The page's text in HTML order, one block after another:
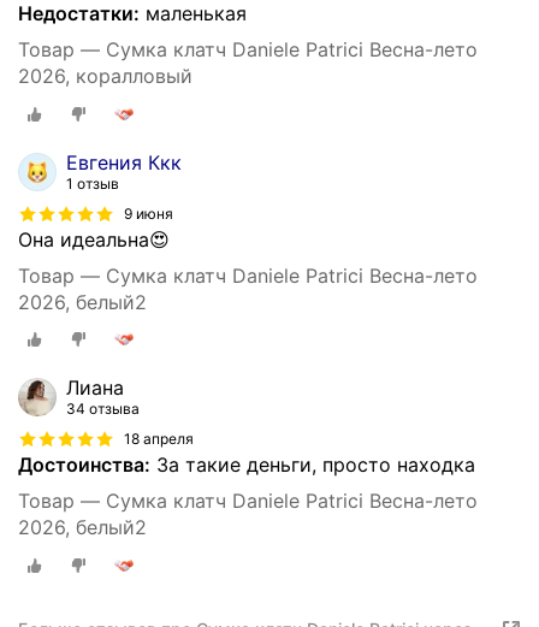
Недостатки: маленькая
Товар — Сумка клатч Daniele Patrici Весна-лето
2026, коралловый
Евгения Ккк
1 отзыв
9 июня
Она идеальна😍
Товар — Сумка клатч Daniele Patrici Весна-лето
2026, белый2
Лиана
34 отзыва
18 апреля
Достоинства: За такие деньги, просто находка
Товар — Сумка клатч Daniele Patrici Весна-лето
2026, белый2